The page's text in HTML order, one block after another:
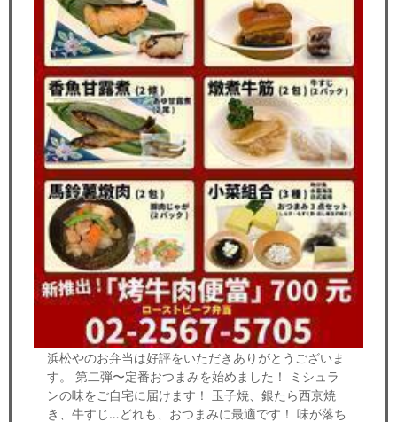
浜松やのお弁当は好評をいただきありがとうございま
す。 第二弾〜定番おつまみを始めました！ ミシュラ
ンの味をご自宅に届けます！ 玉子焼、銀たら西京焼
き、牛すじ…どれも、おつまみに最適です！ 味が落ち